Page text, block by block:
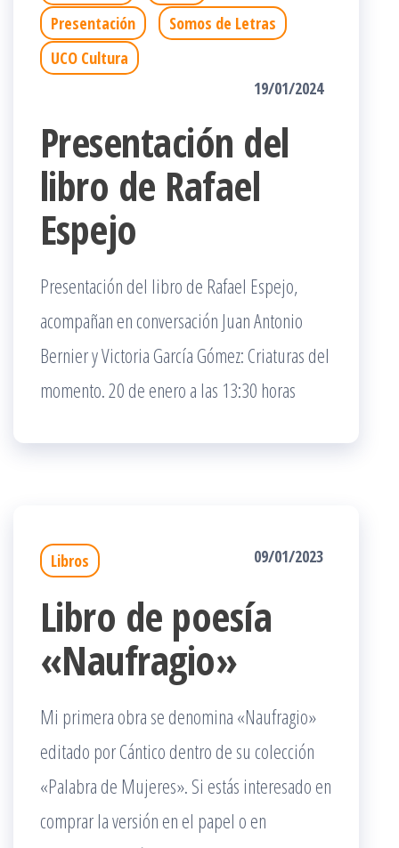
Presentación
Somos de Letras
UCO Cultura
19/01/2024
Presentación del
libro de Rafael
Espejo
Presentación del libro de Rafael Espejo,
acompañan en conversación Juan Antonio
Bernier y Victoria García Gómez: Criaturas del
momento. 20 de enero a las 13:30 horas
Libros 09/01/2023
Libro de poesía
«Naufragio»
Mi primera obra se denomina «Naufragio»
editado por Cántico dentro de su colección
«Palabra de Mujeres». Si estás interesado en
comprar la versión en el papel o en